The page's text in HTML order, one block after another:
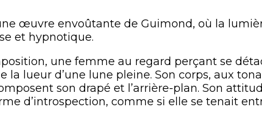
œuvre envoûtante de Guimond, où la
et hypnotique.
une femme au regard perçant se
la lueur d’une lune pleine. Son corps, aux
son drapé et l’arrière-plan. Son
d’introspection, comme si elle se tenait